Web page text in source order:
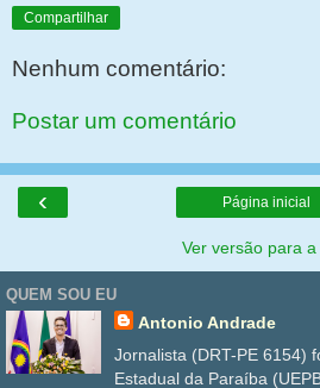
Compartilhar
Nenhum comentário:
Postar um comentário
‹ Página inicial
Ver versão para a
QUEM SOU EU
Antonio Andrade
Jornalista (DRT-PE 6154)
Estadual da Paraíba